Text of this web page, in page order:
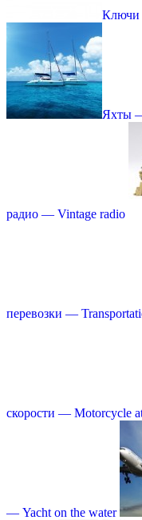
Ключи
Яхты
радио — Vintage radio
перевозки —
скорости — Motorcycle
— Yacht on the water